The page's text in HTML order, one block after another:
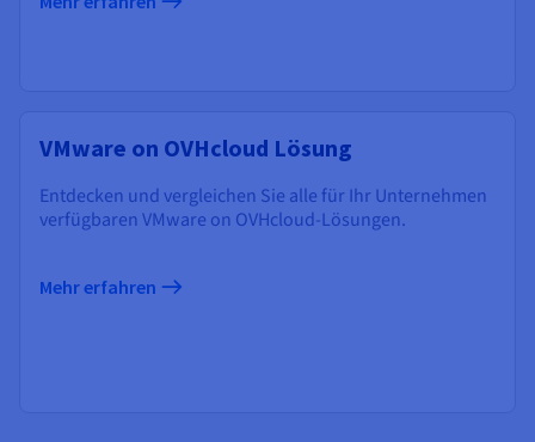
VMware on OVHcloud Lösung
Entdecken und vergleichen Sie alle für Ihr Unternehmen
verfügbaren VMware on OVHcloud-Lösungen.
Mehr erfahren